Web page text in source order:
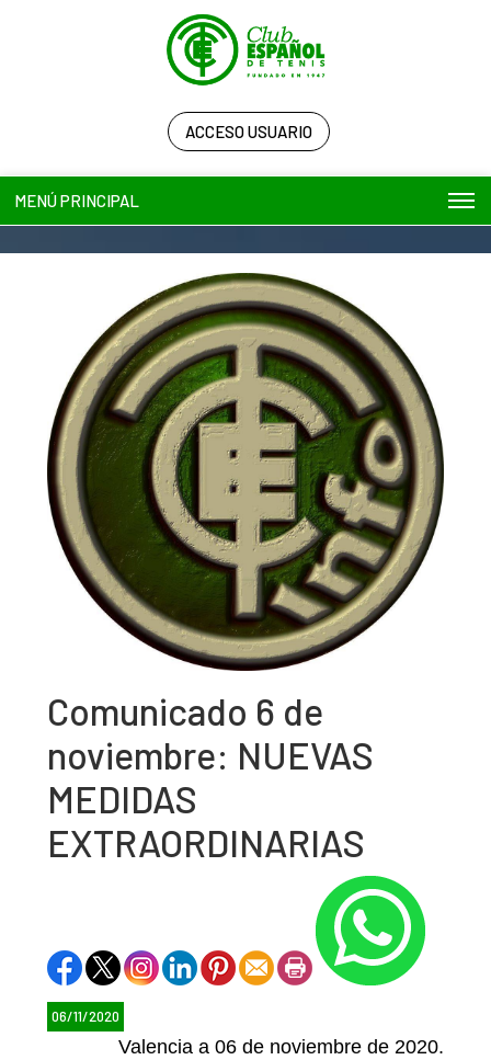
ACCESO USUARIO
MENÚ PRINCIPAL
Comunicado 6 de
noviembre: NUEVAS
MEDIDAS
EXTRAORDINARIAS
06/11/2020
Valencia a 06 de noviembre de 2020.